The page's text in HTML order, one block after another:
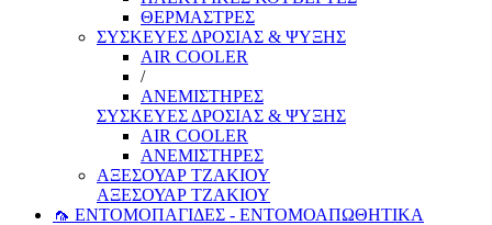
ΘΕΡΜΑΣΤΡΕΣ
ΣΥΣΚΕΥΕΣ ΔΡΟΣΙΑΣ & ΨΥΞΗΣ
AIR COOLER
/
ΑΝΕΜΙΣΤΗΡΕΣ
ΣΥΣΚΕΥΕΣ ΔΡΟΣΙΑΣ & ΨΥΞΗΣ
AIR COOLER
ΑΝΕΜΙΣΤΗΡΕΣ
ΑΞΕΣΟΥΑΡ ΤΖΑΚΙΟΥ
ΑΞΕΣΟΥΑΡ ΤΖΑΚΙΟΥ
🦟 ΕΝΤΟΜΟΠΑΓΙΔΕΣ - ΕΝΤΟΜΟΑΠΩΘΗΤΙΚΑ